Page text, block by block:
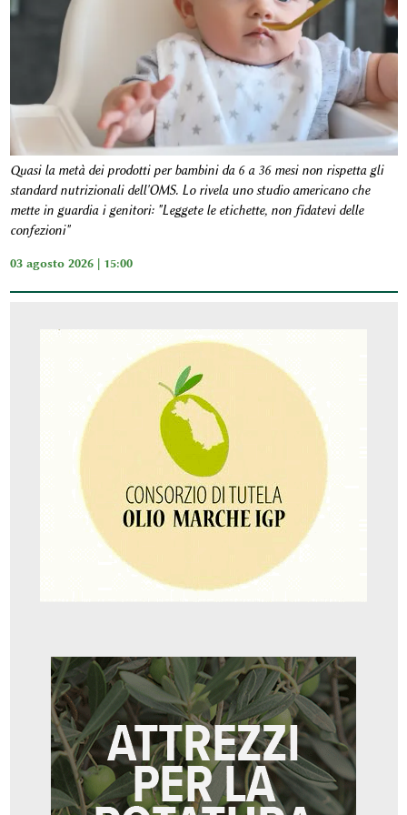
Quasi la metà dei prodotti per bambini da 6 a 36 mesi non rispetta gli
standard nutrizionali dell'OMS. Lo rivela uno studio americano che
mette in guardia i genitori: "Leggete le etichette, non fidatevi delle
confezioni"
03 agosto 2026 | 15:00